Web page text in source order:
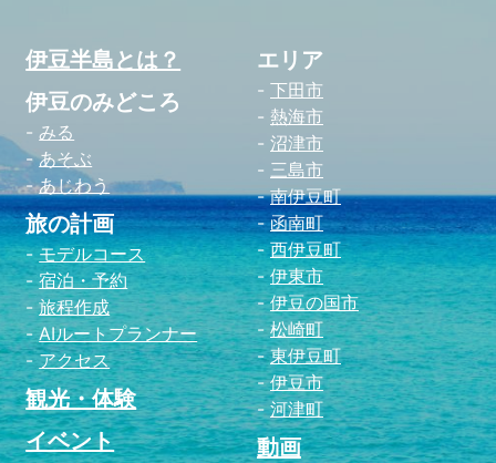
伊豆半島とは？
伊豆のみどころ
みる
あそぶ
あじわう
旅の計画
モデルコース
宿泊・予約
旅程作成
AIルートプランナー
アクセス
観光・体験
イベント
エリア
下田市
熱海市
沼津市
三島市
南伊豆町
函南町
西伊豆町
伊東市
伊豆の国市
松崎町
東伊豆町
伊豆市
河津町
動画